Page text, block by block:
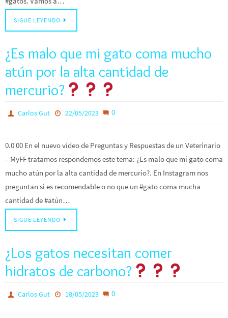
SIGUE LEYENDO
¿Es malo que mi gato coma mucho
atún por la alta cantidad de
mercurio?
Carlos Gut 22/05/2023 0
0.0 00 En el nuevo vídeo de Preguntas y Respuestas de un Veterinario
– MyFF tratamos respondemos este tema: ¿Es malo que mi gato coma
mucho atún por la alta cantidad de mercurio?. En Instagram nos
preguntan si es recomendable o no que un #gato coma mucha
cantidad de #atún…
SIGUE LEYENDO
¿Los gatos necesitan comer
hidratos de carbono?
Carlos Gut 18/05/2023 0